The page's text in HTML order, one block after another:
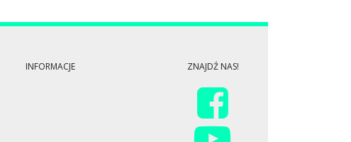
INFORMACJE ZNAJDŹ NAS!